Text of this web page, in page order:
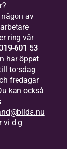
av
ring vår
601 53
har öppet
torsdag
fredagar
kan också
vi dig